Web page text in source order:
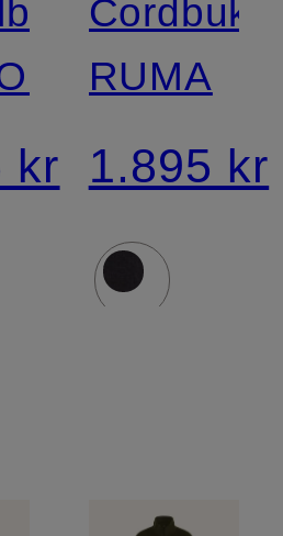
kr
RUMA
1.895 kr